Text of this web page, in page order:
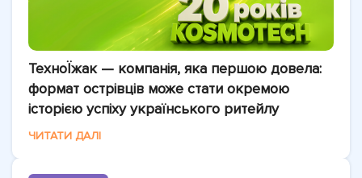
ТехноЇжак — компанія, яка першою довела:
формат острівців може стати окремою
історією успіху українського ритейлу
ЧИТАТИ ДАЛІ